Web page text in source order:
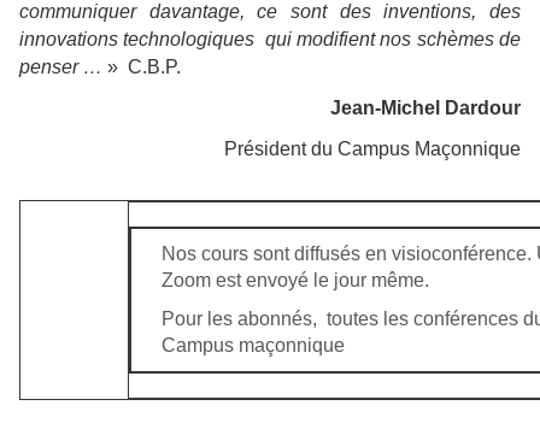
communiquer davantage, ce sont des inventions, des
innovations technologiques qui modifient nos schèmes de
penser … » C.B.P.
Jean-Michel Dardour
Président du Campus Maçonnique
Nos cours sont diffusés en visioconférence.
Zoom est envoyé le jour même.
Pour les abonnés, toutes les conférences
Campus maçonnique